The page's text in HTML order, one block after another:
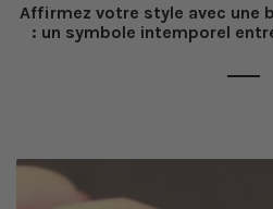
Affirmez votre style avec une
: un symbole intemporel